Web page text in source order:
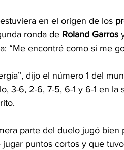
estuviera en el origen de los
ronda de Roland Garros
“Me encontré como si me
dijo el número 1 del
3-6, 2-6, 7-5, 6-1 y 6-1 en
parte del duelo jugó bien
puntos cortos y que